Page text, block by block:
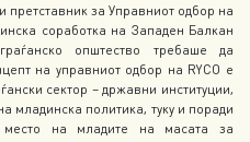
за Управниот одбор на
соработка на Западен Балкан
општество требаше да
на управниот одбор на RYCO е
сектор – државни институции,
младинска политика, туку и поради
на младите на масата за